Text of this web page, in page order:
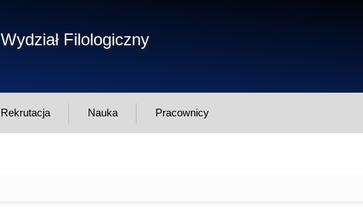
Wydział Filologiczny
Rekrutacja Nauka Pracownicy